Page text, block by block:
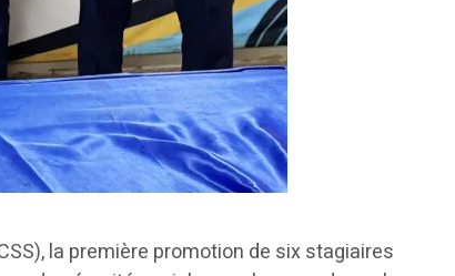
la première promotion de six stagiaires